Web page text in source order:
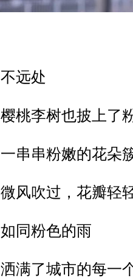
不远处
樱桃李树也披上了
一串串粉嫩的花朵
微风吹过，花瓣轻
如同粉色的雨
洒满了城市的每一